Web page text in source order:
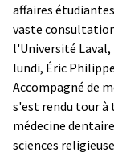
affaires
vaste
l'Université Laval,
lundi, Éric
Accompagné de
s'est rendu tour à
médecine
sciences